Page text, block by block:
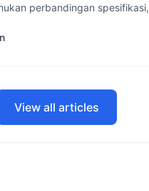
perbandingan spesifikasi,
View all articles